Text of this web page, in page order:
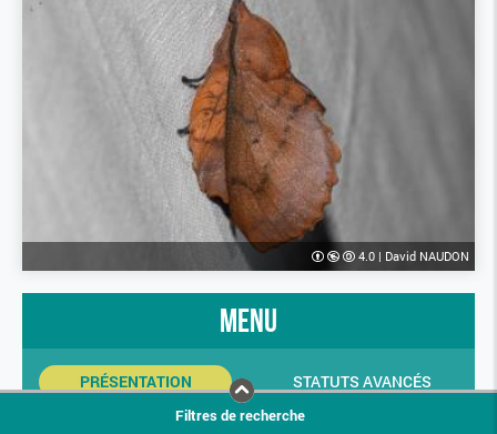
4.0 | David NAUDON
menu
PRÉSENTATION STATUTS AVANCÉS
INDICATEURS SINP
Filtres de recherche